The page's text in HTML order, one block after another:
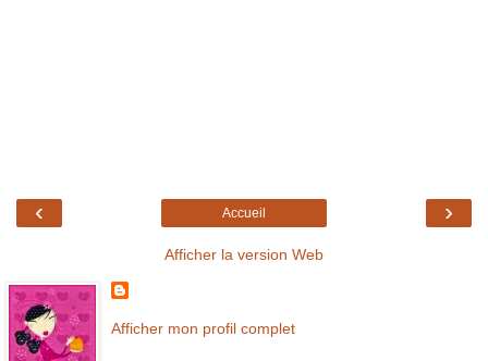
‹ ›
Accueil
Afficher la version Web
Afficher mon profil complet